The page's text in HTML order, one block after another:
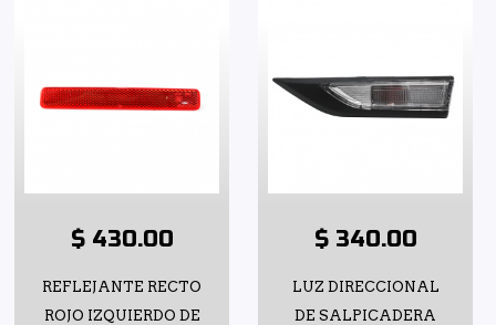
$ 430.00
REFLEJANTE RECTO
ROJO IZQUIERDO DE
$ 340.00
LUZ DIRECCIONAL
DE SALPICADERA